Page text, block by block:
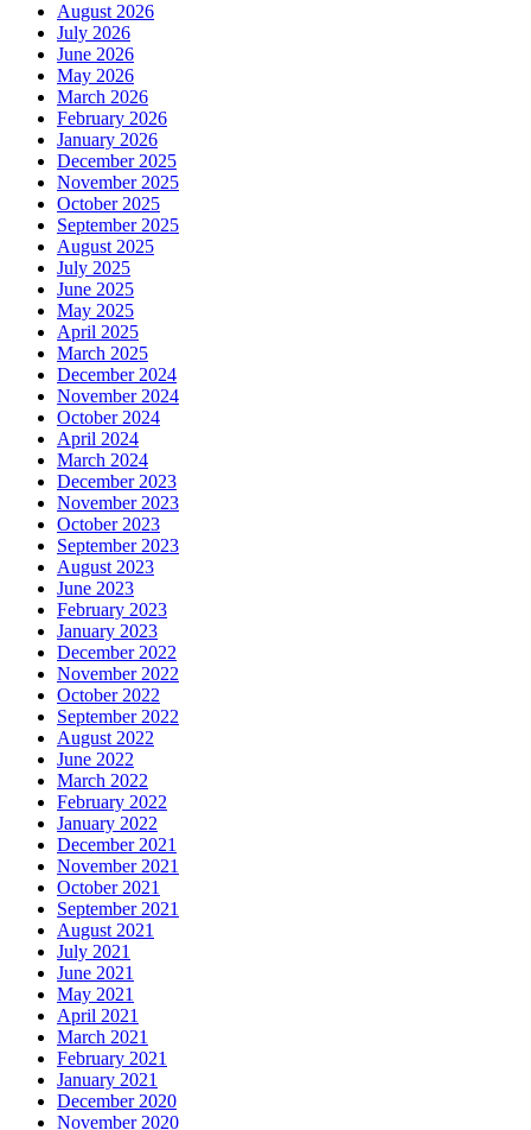
August 2026
July 2026
June 2026
May 2026
March 2026
February 2026
January 2026
December 2025
November 2025
October 2025
September 2025
August 2025
July 2025
June 2025
May 2025
April 2025
March 2025
December 2024
November 2024
October 2024
April 2024
March 2024
December 2023
November 2023
October 2023
September 2023
August 2023
June 2023
February 2023
January 2023
December 2022
November 2022
October 2022
September 2022
August 2022
June 2022
March 2022
February 2022
January 2022
December 2021
November 2021
October 2021
September 2021
August 2021
July 2021
June 2021
May 2021
April 2021
March 2021
February 2021
January 2021
December 2020
November 2020